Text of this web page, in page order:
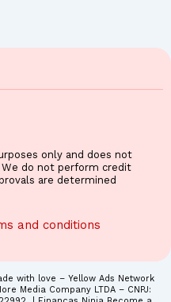
only and does not
do not perform credit
are determined
and conditions
with love – Yellow Ads Network
Media Company LTDA – CNPJ: